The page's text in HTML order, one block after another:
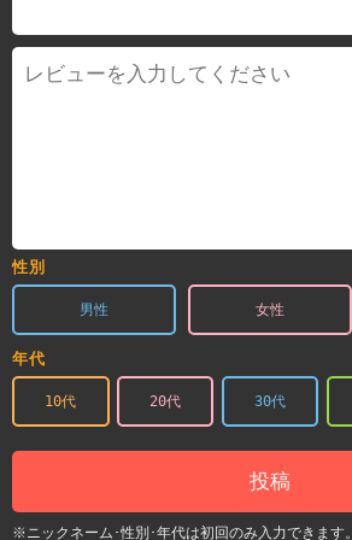
性別
男性 女性
年代
10代 20代 30代
投稿
※ニックネーム･性別･年代は初回のみ入力できます。